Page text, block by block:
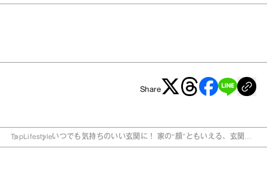
Share
Top Lifestyleいつでも気持ちのいい玄関に！ 家の“顔”ともいえる、玄関ま